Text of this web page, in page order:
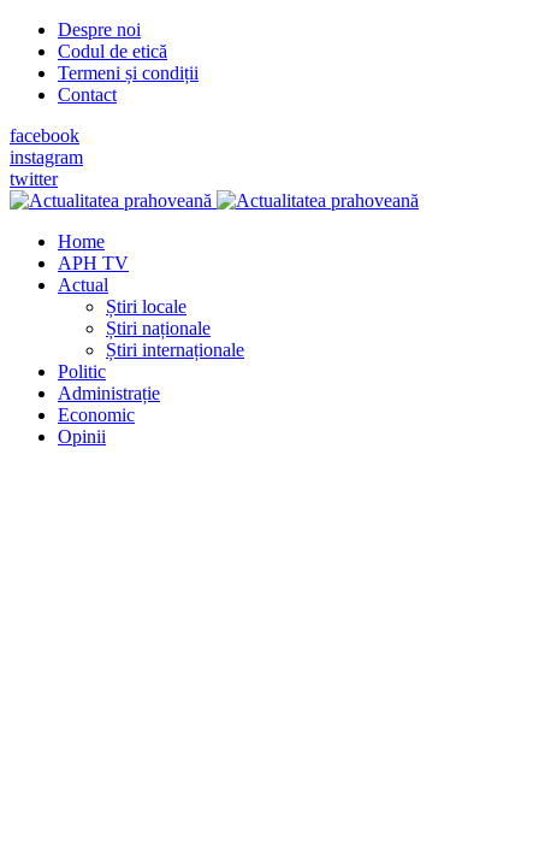
Despre noi
Codul de etică
Termeni și condiții
Contact
facebook
instagram
twitter
Home
APH TV
Actual
Știri locale
Știri naționale
Știri internaționale
Politic
Administrație
Economic
Opinii